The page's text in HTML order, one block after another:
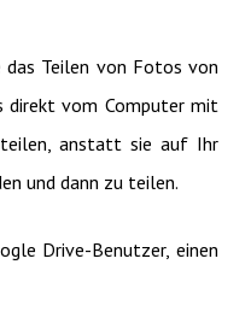
Teilen von Fotos von
direkt vom Computer mit
teilen, anstatt sie auf Ihr
und dann zu teilen.
Drive-Benutzer, einen